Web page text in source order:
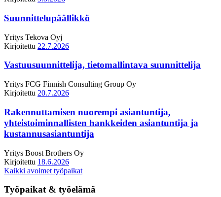
Suunnittelupäällikkö
Yritys Tekova Oyj
Kirjoitettu 22.7.2026
Vastuusuunnittelija, tietomallintava suunnittelija
Yritys FCG Finnish Consulting Group Oy
Kirjoitettu 20.7.2026
Rakennuttamisen nuorempi asiantuntija,
yhteistoiminnallisten hankkeiden asiantuntija ja
kustannusasiantuntija
Yritys Boost Brothers Oy
Kirjoitettu 18.6.2026
Kaikki avoimet työpaikat
Työpaikat & työelämä